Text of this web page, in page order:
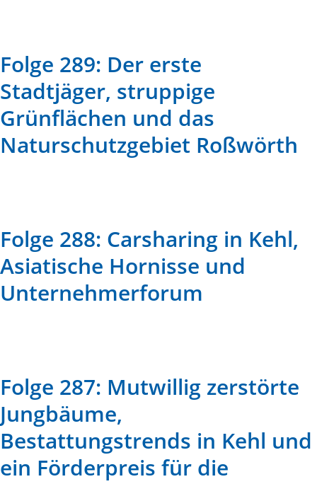
Folge 289: Der erste
Stadtjäger, struppige
Grünflächen und das
Naturschutzgebiet Roßwörth
Folge 288: Carsharing in Kehl,
Asiatische Hornisse und
Unternehmerforum
Folge 287: Mutwillig zerstörte
Jungbäume,
Bestattungstrends in Kehl und
ein Förderpreis für die